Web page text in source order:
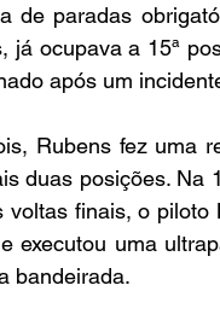
de paradas
já ocupava a 15ª
após um
Rubens fez uma
duas posições. Na
voltas finais, o
executou uma
bandeirada.